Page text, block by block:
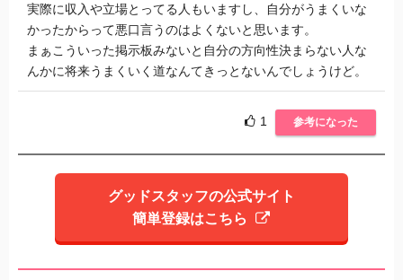
実際に収入や立場とってる人もいますし、自分がうまくいな
かったからって悪口言うのはよくないと思います。
まぁこういった掲示板みないと自分の方向性決まらない人な
んかに将来うまくいく道なんてきっとないんでしょうけど。
1 参考になった
グッドスタッフの公式サイト
簡単登録はこちら